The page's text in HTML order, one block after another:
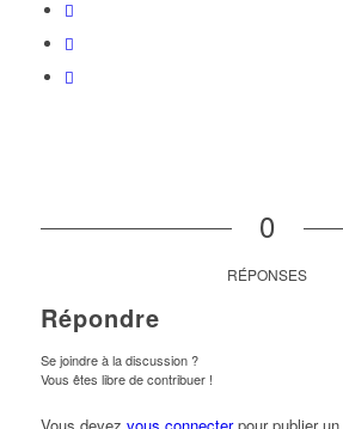
0
RÉPONSES
Répondre
Se joindre à la discussion ?
Vous êtes libre de contribuer !